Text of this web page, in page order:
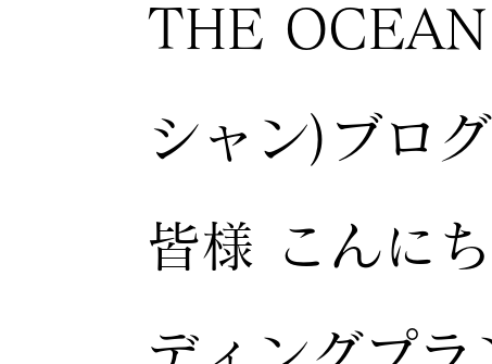
THE
シャン)ブロ
皆様 こんに